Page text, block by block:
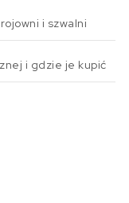
i szwalni
i gdzie je kupić